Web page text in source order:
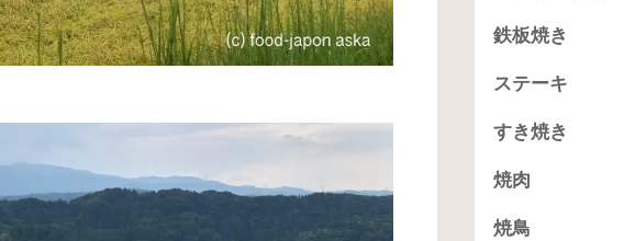
鉄板焼き
ステーキ
すき焼き
焼肉
焼鳥